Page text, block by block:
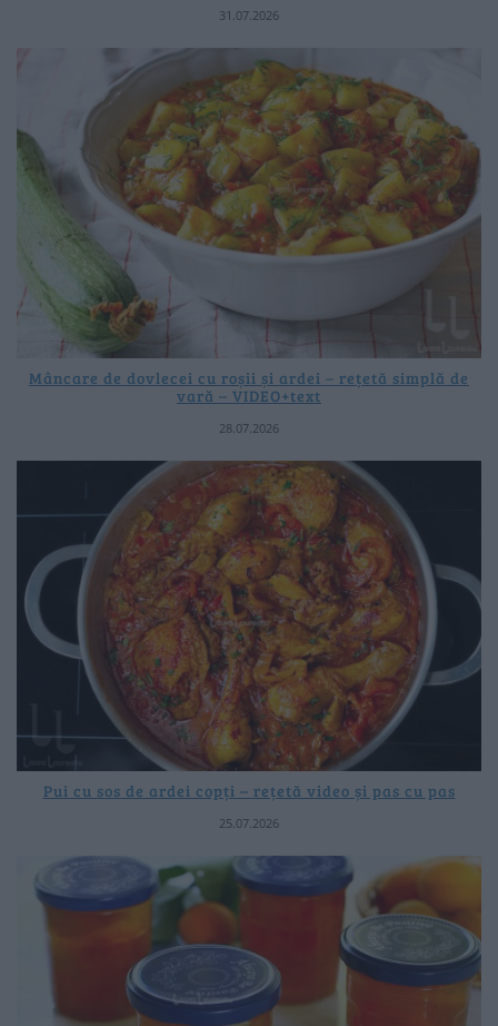
31.07.2026
Mâncare de dovlecei cu roșii și ardei – rețetă simplă de
vară – VIDEO+text
28.07.2026
Pui cu sos de ardei copți – rețetă video și pas cu pas
25.07.2026